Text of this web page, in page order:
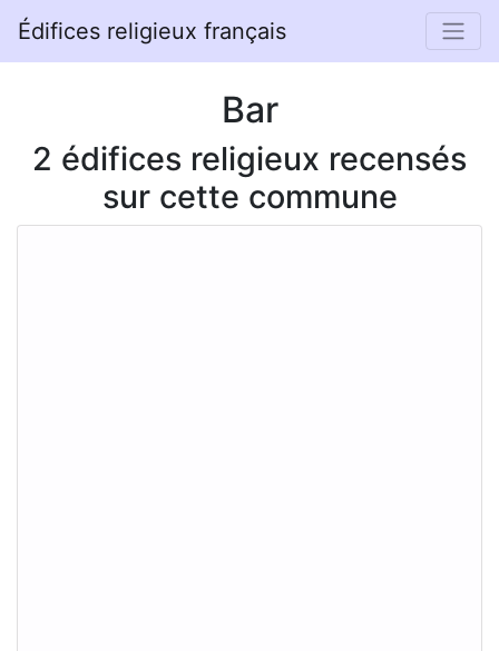
Édifices religieux français
Bar
2 édifices religieux recensés
sur cette commune